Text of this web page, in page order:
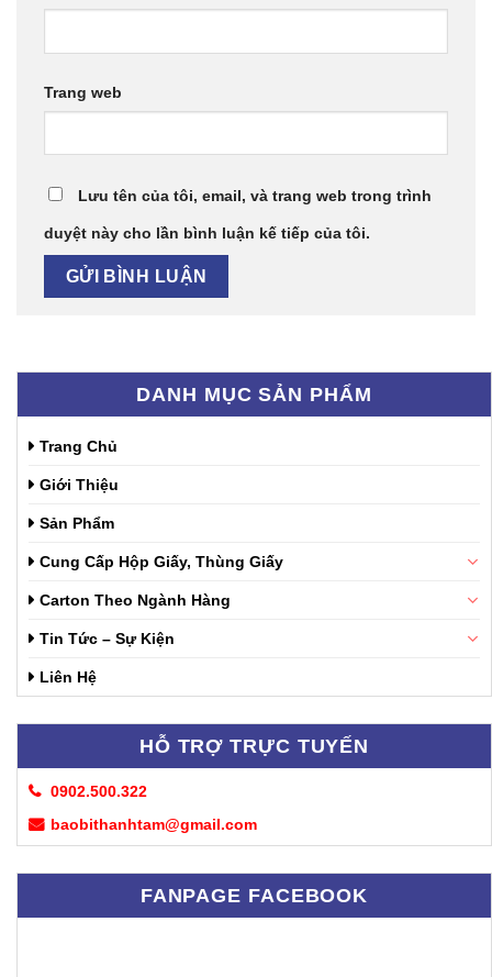
DANH MỤC SẢN PHẨM
Trang Chủ
Giới Thiệu
Sản Phẩm
Cung Cấp Hộp Giấy, Thùng Giấy
Carton Theo Ngành Hàng
Tin Tức – Sự Kiện
Liên Hệ
HỖ TRỢ TRỰC TUYẾN
0902.500.322
baobithanhtam@gmail.com
FANPAGE FACEBOOK
Trang web
Lưu tên của tôi, email, và trang web trong trình
duyệt này cho lần bình luận kế tiếp của tôi.